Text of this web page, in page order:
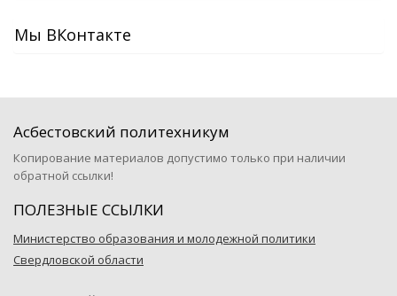
Мы ВКонтакте
Асбестовский политехникум
Копирование материалов допустимо только при наличии
обратной ссылки!
ПОЛЕЗНЫЕ ССЫЛКИ
Министерство образования и молодежной политики
Свердловской области